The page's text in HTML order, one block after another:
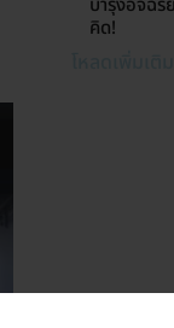
บำรุงอัจฉริ
คิด!